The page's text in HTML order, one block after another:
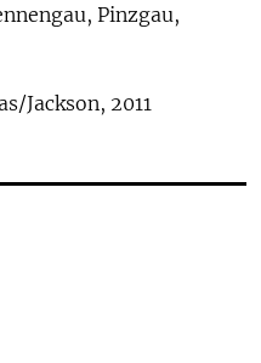
Pinzgau,
Jackson, 2011